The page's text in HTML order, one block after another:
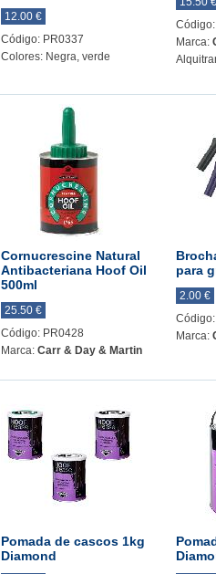
12.00 €
Código: PR0337
Colores: Negra, verde
Marca:
Cornucrescine Natural
Antibacteriana Hoof Oil
500ml
25.50 €
Código: PR0428
Marca: Carr & Day & Martin
para
2.00 €
Marca:
Pomada de cascos 1kg
Diamond